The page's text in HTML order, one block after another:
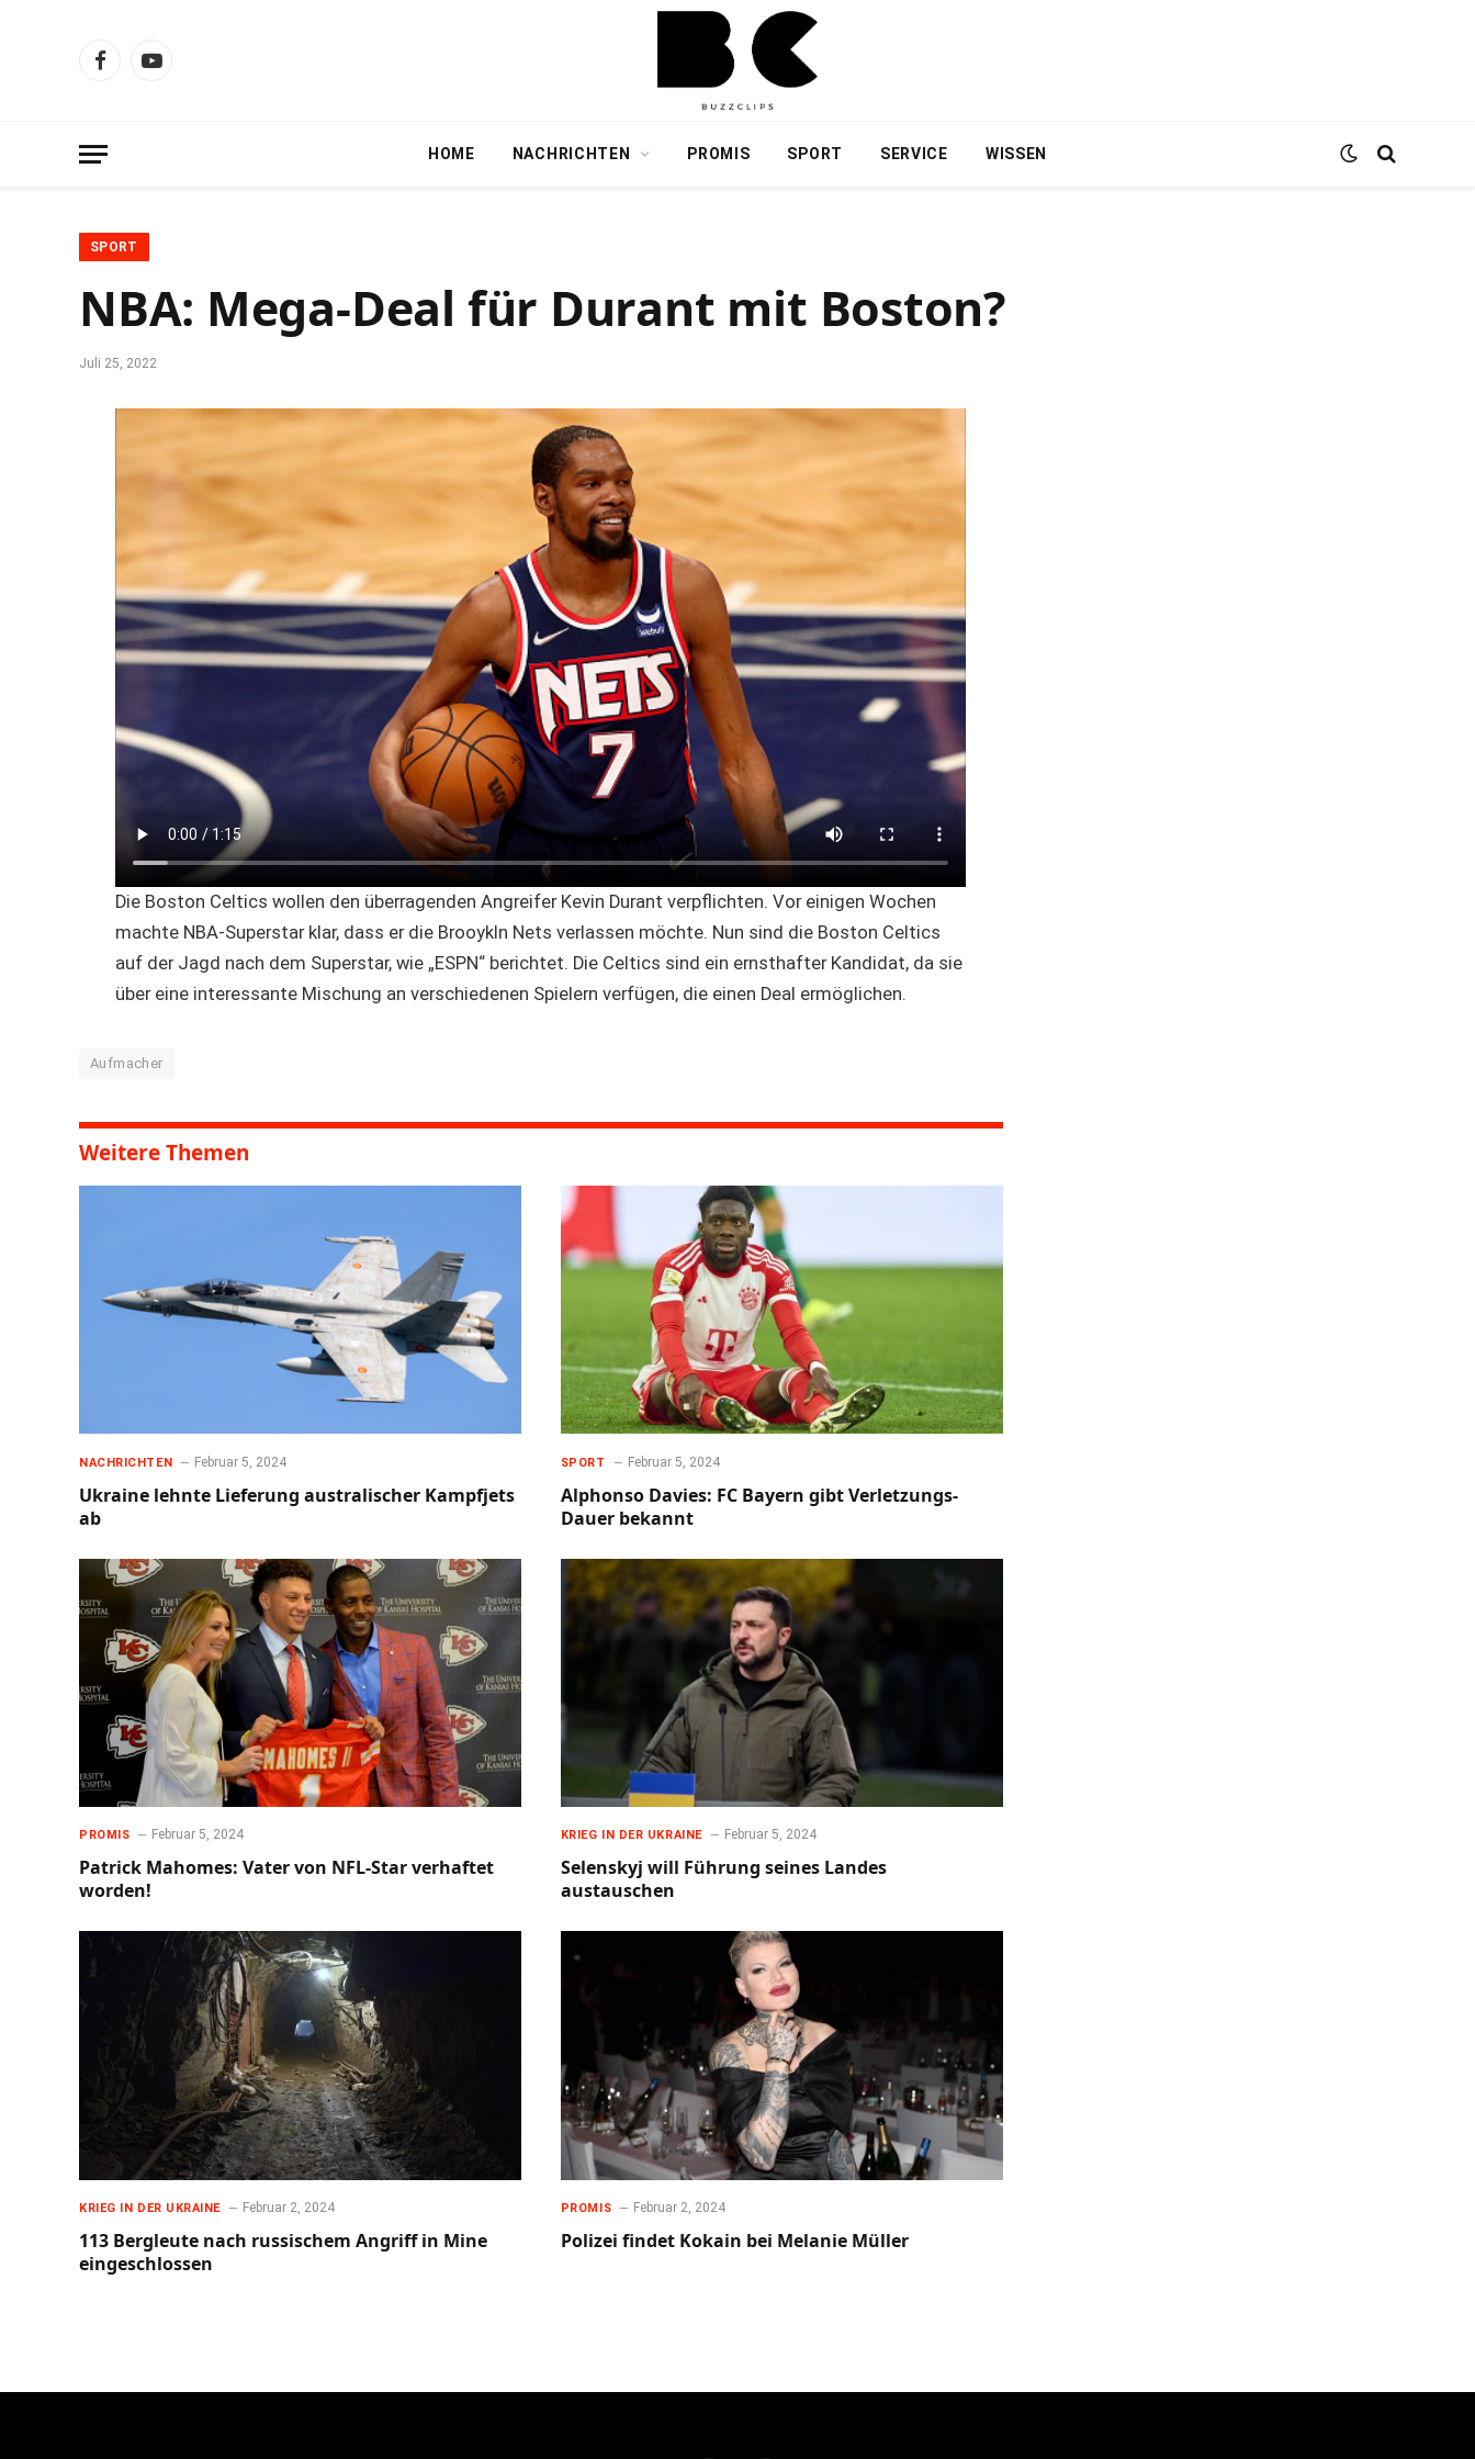
FacebookYouTube
HOME NACHRICHTEN PROMIS SPORT SERVICE WISSEN
SPORT
NBA: Mega-Deal für Durant mit Boston?
Juli 25, 2022
Die Boston Celtics wollen den überragenden Angreifer Kevin Durant verpflichten. Vor einigen Wochen
machte NBA-Superstar klar, dass er die Brooykln Nets verlassen möchte. Nun sind die Boston Celtics
auf der Jagd nach dem Superstar, wie „ESPN“ berichtet. Die Celtics sind ein ernsthafter Kandidat, da sie
über eine interessante Mischung an verschiedenen Spielern verfügen, die einen Deal ermöglichen.
Aufmacher
Weitere Themen
NACHRICHTEN Februar 5, 2024
Ukraine lehnte Lieferung australischer Kampfjets
ab
SPORT Februar 5, 2024
Alphonso Davies: FC Bayern gibt Verletzungs-
Dauer bekannt
PROMIS Februar 5, 2024
Patrick Mahomes: Vater von NFL-Star verhaftet
worden!
KRIEG IN DER UKRAINE Februar 5, 2024
Selenskyj will Führung seines Landes
austauschen
KRIEG IN DER UKRAINE Februar 2, 2024
113 Bergleute nach russischem Angriff in Mine
eingeschlossen
PROMIS Februar 2, 2024
Polizei findet Kokain bei Melanie Müller